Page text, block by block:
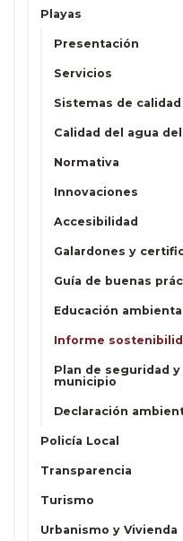
Playas
Presentación
Servicios
Sistemas de calidad
Calidad del agua
Normativa
Innovaciones
Accesibilidad
Galardones y
Guía de buenas
Educación ambiental
Informe
Plan de seguridad
municipio
Declaración
Policía Local
Transparencia
Turismo
Urbanismo y Vivienda